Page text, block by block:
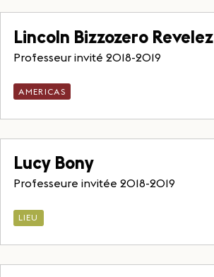
Lincoln Bizzozero Revelez
Professeur invité 2018-2019
AMERICAS
Lucy Bony
Professeure invitée 2018-2019
LIEU